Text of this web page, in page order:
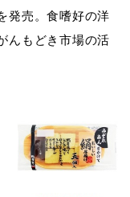
発売。食嗜好の洋
んもどき市場の活